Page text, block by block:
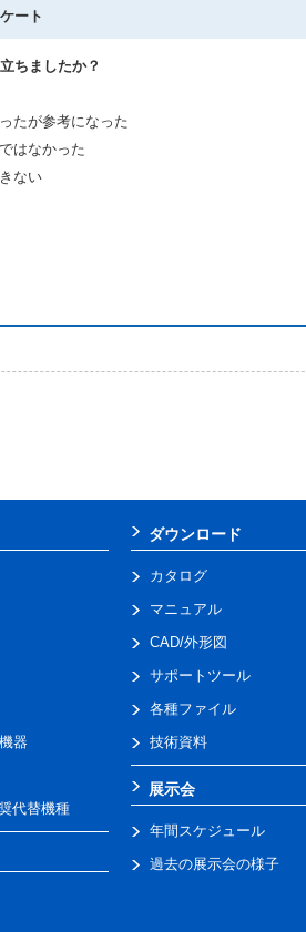
ート
ちましたか？
たが参考になった
はなかった
ない
器
代替機種
ダウンロード
カタログ
マニュアル
CAD/外形図
サポートツール
各種ファイル
技術資料
展示会
年間スケジュール
過去の展示会の様子